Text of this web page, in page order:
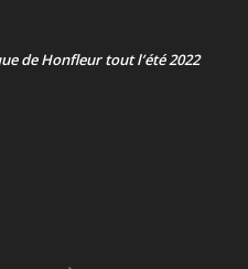
de Honfleur tout l’été 2022